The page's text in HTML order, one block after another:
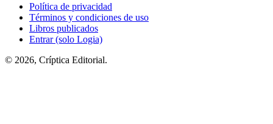
Política de privacidad
Términos y condiciones de uso
Libros publicados
Entrar (solo Logia)
© 2026, Críptica Editorial.